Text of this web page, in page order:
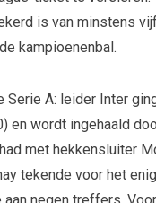
is van minstens
kampioenenbal.
Serie A: leider Inter
en wordt ingehaald
met hekkensluiter
tekende voor het